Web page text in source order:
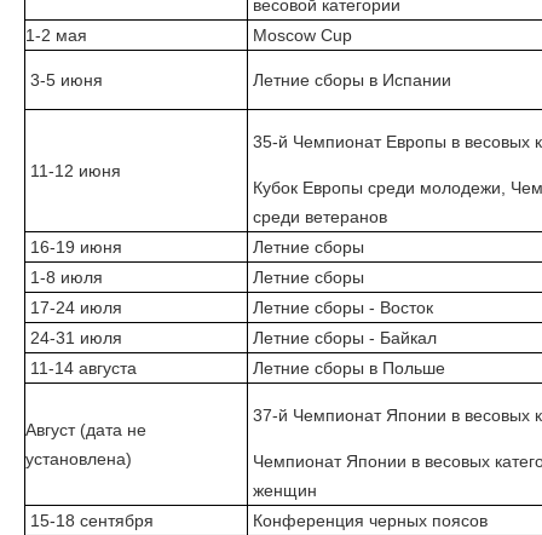
весовой категории
1-2 мая
Moscow Cup
3-5 июня Летние сборы в Испании
11-12 июня
35-й Чемпионат Европы в весовых
Кубок Европы среди молодежи,
среди ветеранов
16-19 июня
Летние сборы
1-8 июля
Летние сборы
17-24 июля
Летние сборы - Восток
24-31 июля
Летние сборы - Байкал
11-14 августа
Летние сборы в Польше
Август (дата не
установлена)
37-й Чемпионат Японии в весовых
Чемпионат Японии в весовых
женщин
15-18 сентября
Конференция черных поясов